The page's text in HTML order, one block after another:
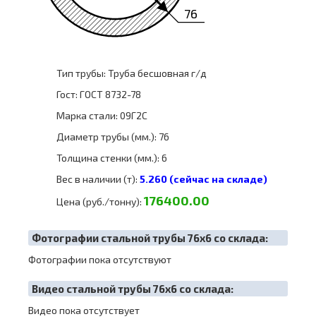
76
Тип трубы: Труба бесшовная г/д
Гост: ГОСТ 8732-78
Марка стали: 09Г2С
Диаметр трубы (мм.): 76
Толщина стенки (мм.): 6
Вес в наличии (т): 5.260 (сейчас на складе)
Цена (руб./тонну): 176400.00
Фотографии стальной трубы 76х6 со склада:
Фотографии пока отсутствуют
Видео стальной трубы 76х6 со склада:
Видео пока отсутствует